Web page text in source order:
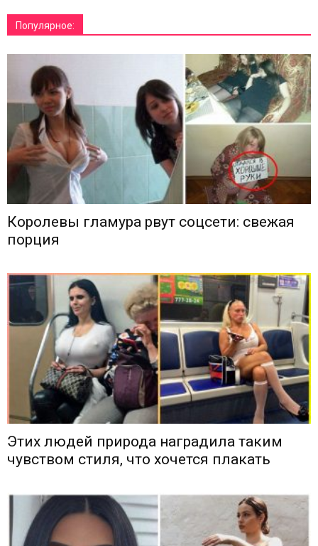
Популярное:
Королевы гламура рвут соцсети: свежая
порция
Этих людей природа наградила таким
чувством стиля, что хочется плакать